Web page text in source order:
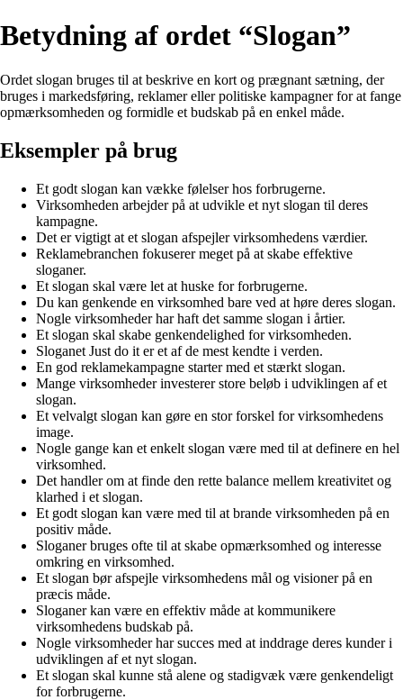
Betydning af ordet “Slogan”
Ordet slogan bruges til at beskrive en kort og prægnant sætning, der
bruges i markedsføring, reklamer eller politiske kampagner for at fange
opmærksomheden og formidle et budskab på en enkel måde.
Eksempler på brug
Et godt slogan kan vække følelser hos forbrugerne.
Virksomheden arbejder på at udvikle et nyt slogan til deres
kampagne.
Det er vigtigt at et slogan afspejler virksomhedens værdier.
Reklamebranchen fokuserer meget på at skabe effektive
sloganer.
Et slogan skal være let at huske for forbrugerne.
Du kan genkende en virksomhed bare ved at høre deres slogan.
Nogle virksomheder har haft det samme slogan i årtier.
Et slogan skal skabe genkendelighed for virksomheden.
Sloganet Just do it er et af de mest kendte i verden.
En god reklamekampagne starter med et stærkt slogan.
Mange virksomheder investerer store beløb i udviklingen af et
slogan.
Et velvalgt slogan kan gøre en stor forskel for virksomhedens
image.
Nogle gange kan et enkelt slogan være med til at definere en hel
virksomhed.
Det handler om at finde den rette balance mellem kreativitet og
klarhed i et slogan.
Et godt slogan kan være med til at brande virksomheden på en
positiv måde.
Sloganer bruges ofte til at skabe opmærksomhed og interesse
omkring en virksomhed.
Et slogan bør afspejle virksomhedens mål og visioner på en
præcis måde.
Sloganer kan være en effektiv måde at kommunikere
virksomhedens budskab på.
Nogle virksomheder har succes med at inddrage deres kunder i
udviklingen af et nyt slogan.
Et slogan skal kunne stå alene og stadigvæk være genkendeligt
for forbrugerne.